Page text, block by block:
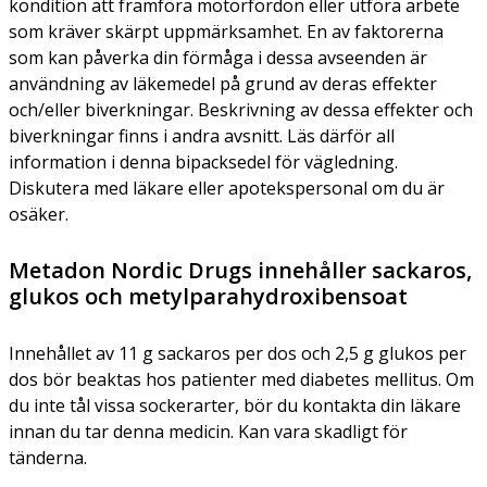
kondition att framföra motorfordon eller utföra arbete
som kräver skärpt uppmärksamhet. En av faktorerna
som kan påverka din förmåga i dessa avseenden är
användning av läkemedel på grund av deras effekter
och/eller biverkningar. Beskrivning av dessa effekter och
biverkningar finns i andra avsnitt. Läs därför all
information i denna bipacksedel för vägledning.
Diskutera med läkare eller apotekspersonal om du är
osäker.
Metadon Nordic Drugs innehåller sackaros,
glukos och metylparahydroxibensoat
Innehållet av 11 g sackaros per dos och 2,5 g glukos per
dos bör beaktas hos patienter med diabetes mellitus. Om
du inte tål vissa sockerarter, bör du kontakta din läkare
innan du tar denna medicin. Kan vara skadligt för
tänderna.